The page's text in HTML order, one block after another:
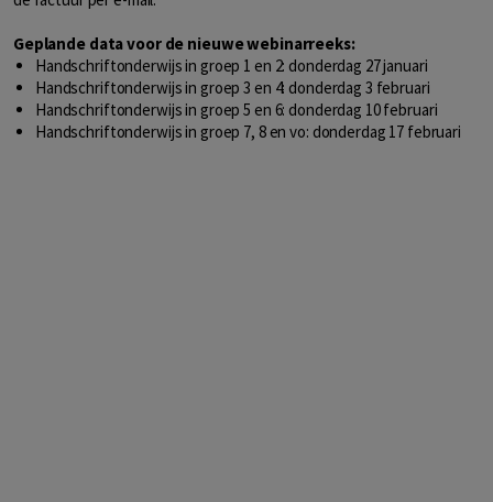
Geplande data voor de nieuwe webinarreeks:
Handschriftonderwijs in groep 1 en 2: donderdag 27 januari
Handschriftonderwijs in groep 3 en 4: donderdag 3 februari
Handschriftonderwijs in groep 5 en 6: donderdag 10 februari
Handschriftonderwijs in groep 7, 8 en vo: donderdag 17 februari